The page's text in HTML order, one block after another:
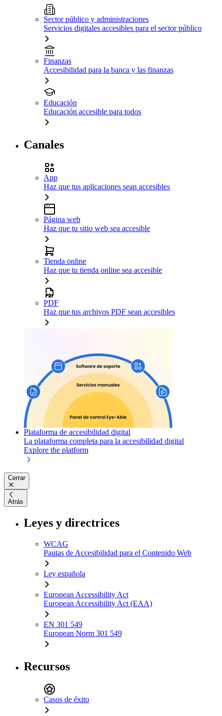
Sector público y administraciones
Servicios digitales accesibles para el sector público
Finanzas
Accesibilidad para la banca y las finanzas
Educación
Educación accesible para todos
Canales
App
Haz que tus aplicaciones sean accesibles
Página web
Haz que tu sitio web sea accesible
Tienda online
Haz que tu tienda online sea accesible
PDF
Haz que tus archivos PDF sean accesibles
Plataforma de accesibilidad digital
La plataforma completa para la accesibilidad digital
Explore the platform
Cerrar
Atrás
Leyes y directrices
WCAG
Pautas de Accesibilidad para el Contenido Web
Ley española
European Accessibility Act
European Accessibility Act (EAA)
EN 301 549
European Norm 301 549
Recursos
Casos de éxito